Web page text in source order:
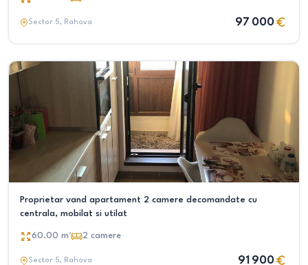
Sector 5, Rahova 97 000
Proprietar vand apartament 2 camere decomandate cu
centrala, mobilat si utilat
60.00 m² 2 camere
Sector 5, Rahova 91 900